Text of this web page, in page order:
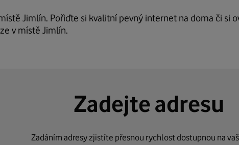
Jimlín. Pořiďte si kvalitní pevný internet na doma či si
v místě Jimlín.
Zadejte adresu
Zadáním adresy zjistíte přesnou rychlost dostupnou na